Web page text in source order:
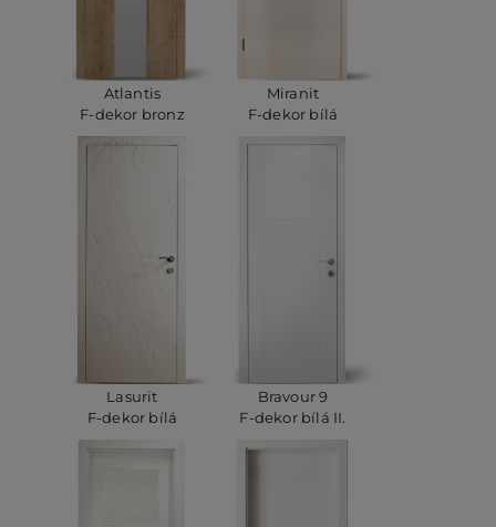
Atlantis
F-dekor bronz
Miranit
F-dekor bílá
Lasurit
F-dekor bílá
Bravour 9
F-dekor bílá II.